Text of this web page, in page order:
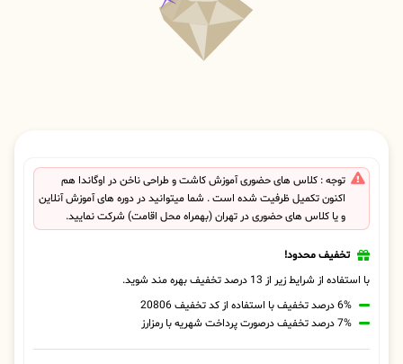
توجه : کلاس های حضوری آموزش کاشت و طراحی ناخن در اوگاندا هم
اکنون تکمیل ظرفیت شده است . شما میتوانید در دوره های آموزش آنلاین
و یا کلاس های حضوری در تهران (بهمراه محل اقامت) شرکت نمایید.
تخفیف محدود!
با استفاده از شرایط زیر از 13 درصد تخفیف بهره مند شوید.
6% درصد تخفیف با استفاده از کد تخفیف 20806
7% درصد تخفیف درصورت پرداخت شهریه با رمزارز